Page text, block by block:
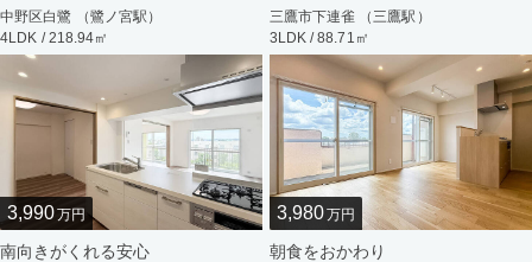
中野区白鷺 （鷺ノ宮駅）
4LDK / 218.94㎡
三鷹市下連雀 （三鷹駅）
3LDK / 88.71㎡
3,990万円
南向きがくれる安心
3,980万円
朝食をおかわり